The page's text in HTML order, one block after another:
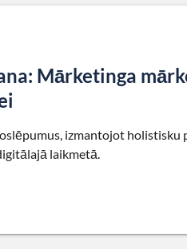
Mārketinga
izmantojot holistisku
laikmetā.